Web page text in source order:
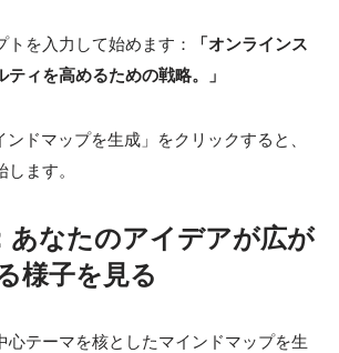
トを入力して始めます：
「オンラインス
ティを高めるための戦略。」
ドマップを生成」をクリックすると、
ます。
あなたのアイデアが広が
様子を見る
心テーマを核としたマインドマップを生